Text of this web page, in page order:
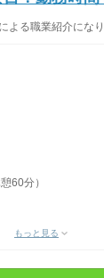
る職業紹介にな
60分）
もっと見る